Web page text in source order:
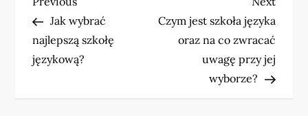
a
w
PostJak wybrać
najlepszą szkołę
językową?
Post
Czym jest szkoła języka
oraz na co zwracać
uwagę przy jej
wyborze?